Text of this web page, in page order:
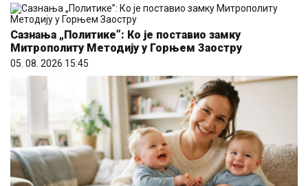
Сазнања „Политике”: Ко је поставио замку
Митрополиту Методију у Горњем Заостру
05. 08. 2026 15:45